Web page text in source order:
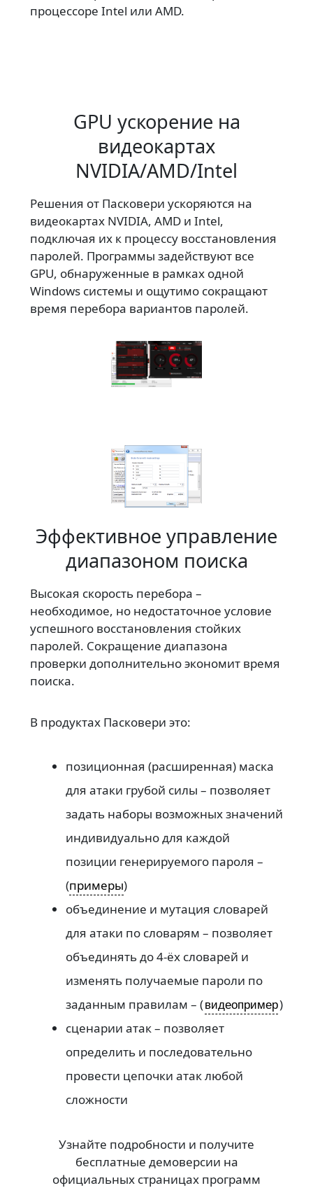
процессоре Intel или AMD.
GPU ускорение на
видеокартах
NVIDIA/AMD/Intel
Решения от Пасковери ускоряются на
видеокартах NVIDIA, AMD и Intel,
подключая их к процессу восстановления
паролей. Программы задействуют все
GPU, обнаруженные в рамках одной
Windows системы и ощутимо сокращают
время перебора вариантов паролей.
Эффективное управление
диапазоном поиска
Высокая скорость перебора –
необходимое, но недостаточное условие
успешного восстановления стойких
паролей. Сокращение диапазона
проверки дополнительно экономит время
поиска.
В продуктах Пасковери это:
позиционная (расширенная) маска
для атаки грубой силы – позволяет
задать наборы возможных значений
индивидуально для каждой
позиции генерируемого пароля –
(примеры)
объединение и мутация словарей
для атаки по словарям – позволяет
объединять до 4-ёх словарей и
изменять получаемые пароли по
заданным правилам – (видеопример)
сценарии атак – позволяет
определить и последовательно
провести цепочки атак любой
сложности
Узнайте подробности и получите
бесплатные демоверсии на
официальных страницах программ